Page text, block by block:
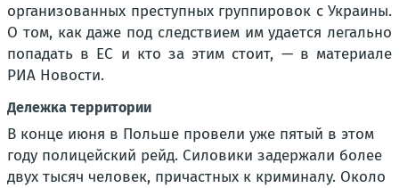
организованных преступных группировок с Украины.
О том, как даже под следствием им удается легально
попадать в ЕС и кто за этим стоит, — в материале
РИА Новости.
Дележка территории
В конце июня в Польше провели уже пятый в этом
году полицейский рейд. Силовики задержали более
двух тысяч человек, причастных к криминалу. Около